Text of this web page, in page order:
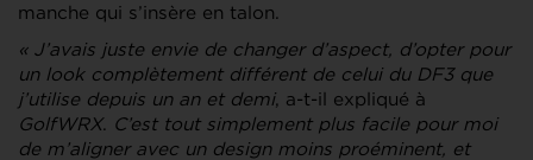
manche qui s’insère en talon.
« J’avais juste envie de changer d’aspect, d’opter pour
un look complètement différent de celui du DF3 que
j’utilise depuis un an et demi, a-t-il expliqué à
GolfWRX. C’est tout simplement plus facile pour moi
de m’aligner avec un design moins proéminent, et